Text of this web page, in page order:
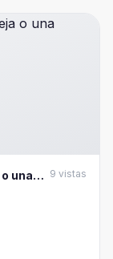
una
9 vistas